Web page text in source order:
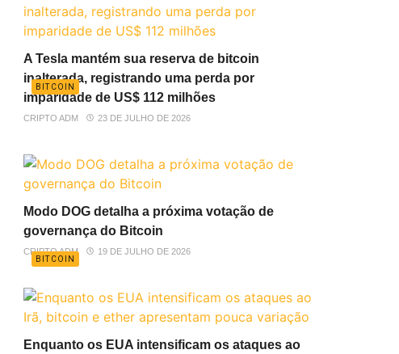
BITCOIN
A Tesla mantém sua reserva de bitcoin
inalterada, registrando uma perda por
imparidade de US$ 112 milhões
CRIPTO ADM 23 DE JULHO DE 2026
BITCOIN
Modo DOG detalha a próxima votação de
governança do Bitcoin
CRIPTO ADM 19 DE JULHO DE 2026
Enquanto os EUA intensificam os ataques ao